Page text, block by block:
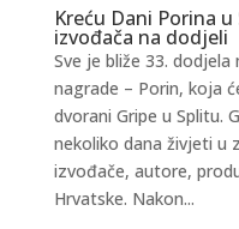
Kreću Dani Porina
izvođača na dodjeli
Sve je bliže 33.
nagrade – Porin, koja
dvorani Gripe u Splitu.
nekoliko dana živjeti u
izvođače, autore,
Hrvatske. Nakon...